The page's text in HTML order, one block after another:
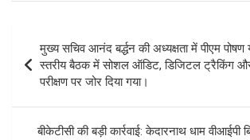
navigation
मुख्य सचिव आनंद बर्द्धन की अध्यक्षता में पीएम पोषण
स्तरीय बैठक में सोशल ऑडिट, डिजिटल ट्रैकिंग और
परीक्षण पर जोर दिया गया।
​बीकेटीसी की बड़ी कार्रवाई: केदारनाथ धाम वीआईपी